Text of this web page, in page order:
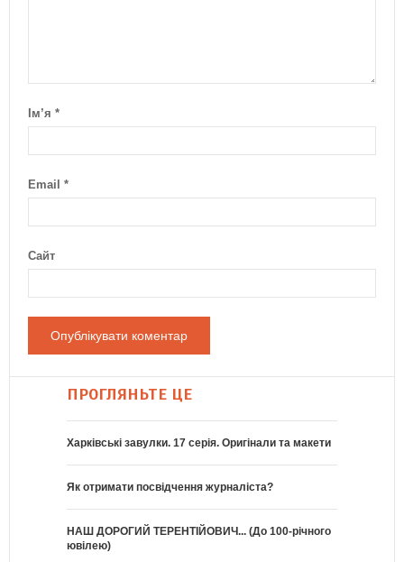
Ім’я *
Email *
Сайт
ПРОГЛЯНЬТЕ ЦЕ
Харківські завулки. 17 серія. Оригінали та макети
Як отримати посвідчення журналіста?
НАШ ДОРОГИЙ ТЕРЕНТІЙОВИЧ... (До 100-річного
ювілею)